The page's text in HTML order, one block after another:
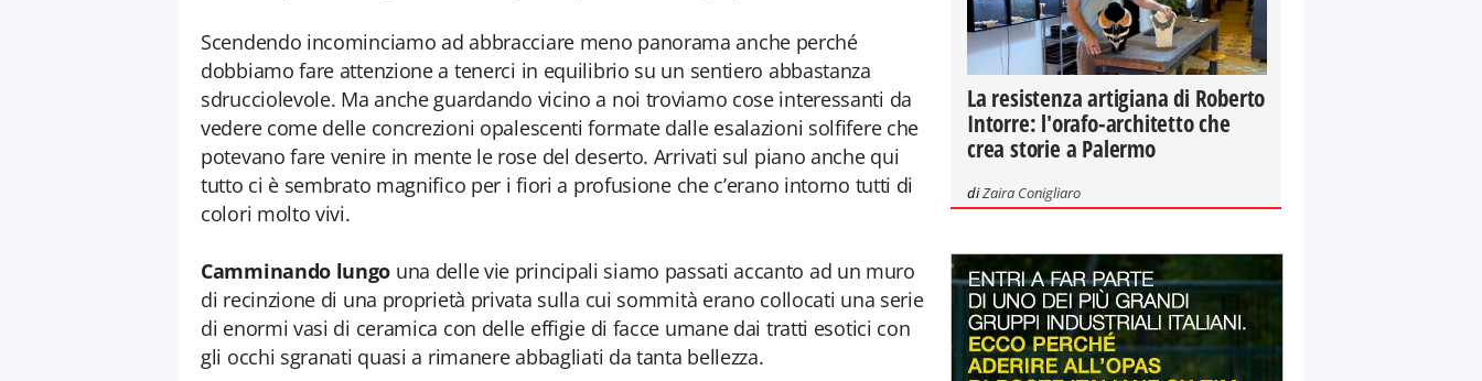
Scendendo incominciamo ad abbracciare meno panorama anche perché
dobbiamo fare attenzione a tenerci in equilibrio su un sentiero abbastanza
sdrucciolevole. Ma anche guardando vicino a noi troviamo cose interessanti da
vedere come delle concrezioni opalescenti formate dalle esalazioni solfifere che
potevano fare venire in mente le rose del deserto. Arrivati sul piano anche qui
tutto ci è sembrato magnifico per i fiori a profusione che c’erano intorno tutti di
colori molto vivi.
Camminando lungo una delle vie principali siamo passati accanto ad un muro
di recinzione di una proprietà privata sulla cui sommità erano collocati una serie
di enormi vasi di ceramica con delle effigie di facce umane dai tratti esotici con
gli occhi sgranati quasi a rimanere abbagliati da tanta bellezza.
La resistenza artigiana di Roberto
Intorre: l'orafo-architetto che
crea storie a Palermo
diZaira Conigliaro